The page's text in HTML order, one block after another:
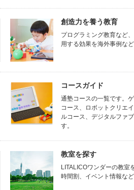
創造力を養う教育
プログラミング教育など
用する効果を海外事例な
コースガイド
通塾コースの一覧です。
コース、ロボットクリエ
ルコース、デジタルファ
す。
教室を探す
LITALICOワンダーの教室
時間割、イベント情報な